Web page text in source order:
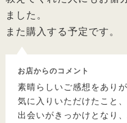
ました。
また購入する予定です。
お店からのコメント
素晴らしいご感想をあり
気に入りいただけたこと
出会いがきっかけとなり